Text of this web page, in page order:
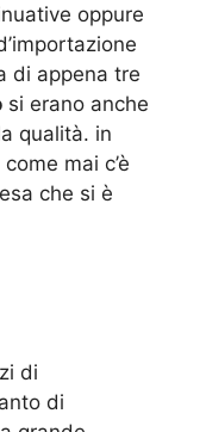
oppure
di appena tre
si erano anche
qualità. in
mai c’è
che si è
di
di